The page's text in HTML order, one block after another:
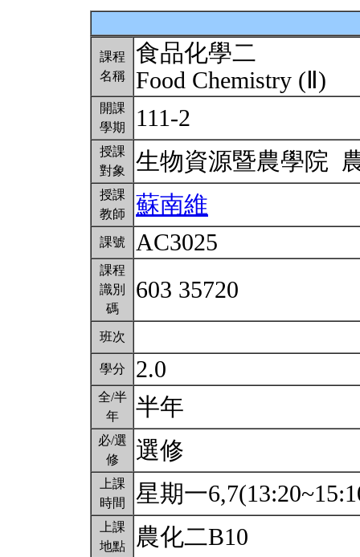
課程
名稱
食品化學二
Food Chemistry (Ⅱ)
開課
學期
111-2
授課
對象
生物資源暨農學院
授課
教師
蘇南維
課號 AC3025
課程
識別
碼
603 35720
班次
學分 2.0
全/半
年
半年
必/選
修
選修
上課
時間
星期一
上課
地點
農化二B10